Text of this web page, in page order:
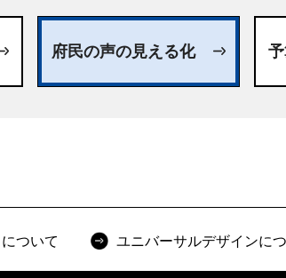
府民の声の見える化
ついて ユニバーサルデザインに